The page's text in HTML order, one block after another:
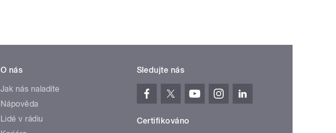
O nás
Jak nás naladíte
Nápověda
Lidé v rádiu
Sledujte nás
Certifikováno